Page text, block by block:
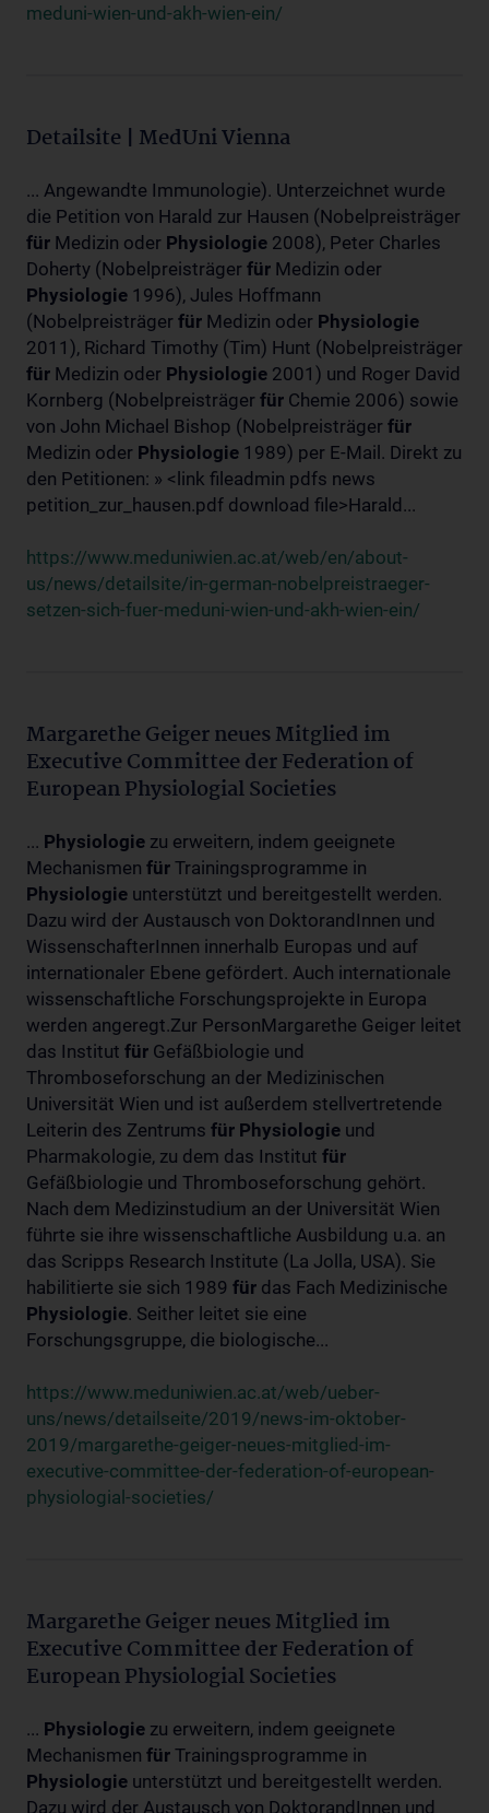
meduni-wien-und-akh-wien-ein/
Detailsite | MedUni Vienna
... Angewandte Immunologie). Unterzeichnet wurde
die Petition von Harald zur Hausen (Nobelpreisträger
für Medizin oder Physiologie 2008), Peter Charles
Doherty (Nobelpreisträger für Medizin oder
Physiologie 1996), Jules Hoffmann
(Nobelpreisträger für Medizin oder Physiologie
2011), Richard Timothy (Tim) Hunt (Nobelpreisträger
für Medizin oder Physiologie 2001) und Roger David
Kornberg (Nobelpreisträger für Chemie 2006) sowie
von John Michael Bishop (Nobelpreisträger für
Medizin oder Physiologie 1989) per E-Mail. Direkt zu
den Petitionen: » <link fileadmin pdfs news
petition_zur_hausen.pdf download file>Harald...
https://www.meduniwien.ac.at/web/en/about-
us/news/detailsite/in-german-nobelpreistraeger-
setzen-sich-fuer-meduni-wien-und-akh-wien-ein/
Margarethe Geiger neues Mitglied im
Executive Committee der Federation of
European Physiologial Societies
... Physiologie zu erweitern, indem geeignete
Mechanismen für Trainingsprogramme in
Physiologie unterstützt und bereitgestellt werden.
Dazu wird der Austausch von DoktorandInnen und
WissenschafterInnen innerhalb Europas und auf
internationaler Ebene gefördert. Auch internationale
wissenschaftliche Forschungsprojekte in Europa
werden angeregt.Zur PersonMargarethe Geiger leitet
das Institut für Gefäßbiologie und
Thromboseforschung an der Medizinischen
Universität Wien und ist außerdem stellvertretende
Leiterin des Zentrums für Physiologie und
Pharmakologie, zu dem das Institut für
Gefäßbiologie und Thromboseforschung gehört.
Nach dem Medizinstudium an der Universität Wien
führte sie ihre wissenschaftliche Ausbildung u.a. an
das Scripps Research Institute (La Jolla, USA). Sie
habilitierte sie sich 1989 für das Fach Medizinische
Physiologie. Seither leitet sie eine
Forschungsgruppe, die biologische...
https://www.meduniwien.ac.at/web/ueber-
uns/news/detailseite/2019/news-im-oktober-
2019/margarethe-geiger-neues-mitglied-im-
executive-committee-der-federation-of-european-
physiologial-societies/
Margarethe Geiger neues Mitglied im
Executive Committee der Federation of
European Physiologial Societies
... Physiologie zu erweitern, indem geeignete
Mechanismen für Trainingsprogramme in
Physiologie unterstützt und bereitgestellt werden.
Dazu wird der Austausch von DoktorandInnen und